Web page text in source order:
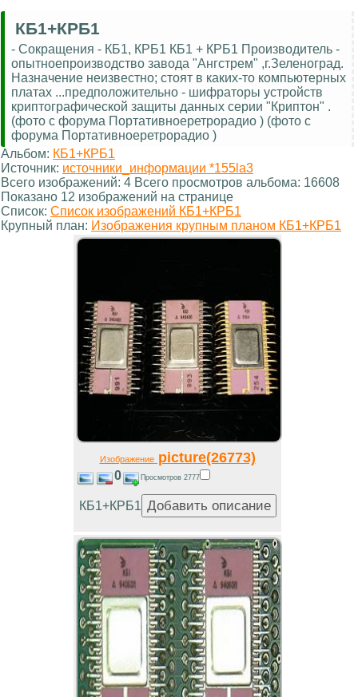
КБ1+КРБ1
- Сокращения - КБ1, КРБ1 КБ1 + КРБ1 Производитель -
опытноепроизводство завода "Ангстрем" ,г.Зеленоград.
Назначение неизвестно; стоят в каких-то компьютерных
платах ...предположительно - шифраторы устройств
криптографической защиты данных серии "Криптон" .
(фото с форума Портативноеретрорадио ) (фото с
форума Портативноеретрорадио )
Альбом: КБ1+КРБ1
Источник: источники_информации *155la3
Всего изображений: 4 Всего просмотров альбома: 16608
Показано 12 изображений на странице
Список: Список изображений КБ1+КРБ1
Крупный план: Изображения крупным планом КБ1+КРБ1
Изображениеpicture(26773)
0 Просмотров 2777
КБ1+КРБ1